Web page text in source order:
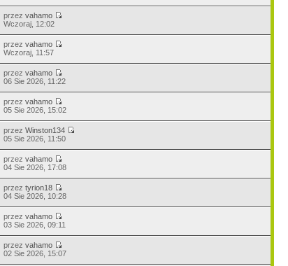
przezvahamo
Wczoraj, 12:02
przezvahamo
Wczoraj, 11:57
przezvahamo
06 Sie 2026, 11:22
przezvahamo
05 Sie 2026, 15:02
przezWinston134
05 Sie 2026, 11:50
przezvahamo
04 Sie 2026, 17:08
przeztyrion18
04 Sie 2026, 10:28
przezvahamo
03 Sie 2026, 09:11
przezvahamo
02 Sie 2026, 15:07